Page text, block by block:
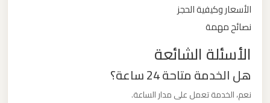
الأسعار وكيفية الحجز
نصائح مهمة
الأسئلة الشائعة
هل الخدمة متاحة 24 ساعة؟
نعم، الخدمة تعمل على مدار الساعة.
ليموزين
القاهرة